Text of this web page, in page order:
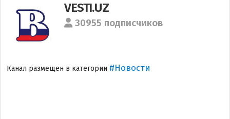
VESTI.UZ
30955 подписчиков
Канал размещен в категории #Новости